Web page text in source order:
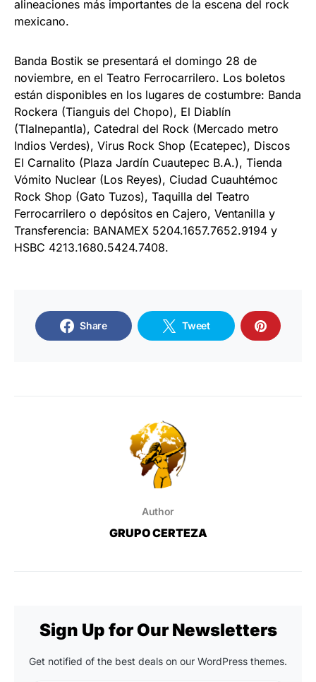
alineaciones más importantes de la escena del rock
mexicano.
Banda Bostik se presentará el domingo 28 de
noviembre, en el Teatro Ferrocarrilero. Los boletos
están disponibles en los lugares de costumbre: Banda
Rockera (Tianguis del Chopo), El Diablín
(Tlalnepantla), Catedral del Rock (Mercado metro
Indios Verdes), Virus Rock Shop (Ecatepec), Discos
El Carnalito (Plaza Jardín Cuautepec B.A.), Tienda
Vómito Nuclear (Los Reyes), Ciudad Cuauhtémoc
Rock Shop (Gato Tuzos), Taquilla del Teatro
Ferrocarrilero o depósitos en Cajero, Ventanilla y
Transferencia: BANAMEX 5204.1657.7652.9194 y
HSBC 4213.1680.5424.7408.
Share Tweet
Author
GRUPO CERTEZA
Sign Up for Our Newsletters
Get notified of the best deals on our WordPress themes.